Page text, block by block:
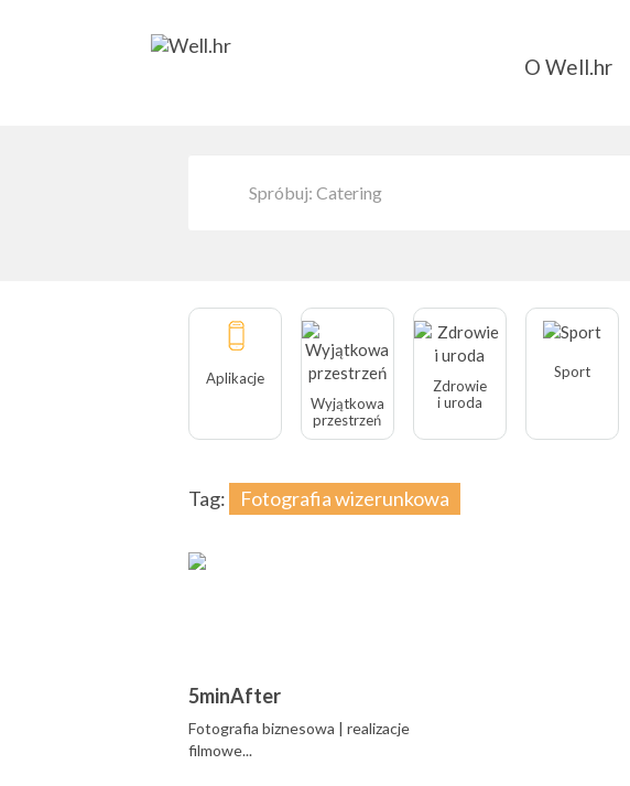
O Well.hr
Aplikacje
Wyjątkowa
przestrzeń
Zdrowie
i uroda
Sport
Tag: Fotografia wizerunkowa
5minAfter
Fotografia biznesowa | realizacje
filmowe...